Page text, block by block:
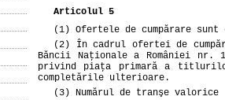
Articolul 5
(1) Ofertele de cumpărare
(2) În cadrul ofertei de
Băncii Naţionale a României nr.
privind piaţa primară a
completările ulterioare.
(3) Numărul de tranşe